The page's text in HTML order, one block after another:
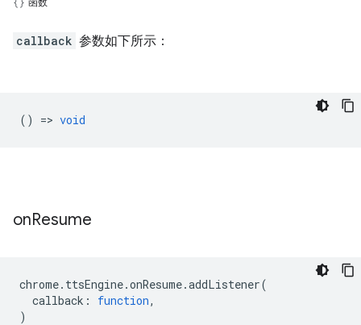
callback 参数如下所示：
() => void
onResume
chrome. ttsEngine.onResume.addListener(
callback : function,
)